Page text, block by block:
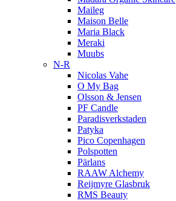
Maileg
Maison Belle
Maria Black
Meraki
Muubs
N-R
Nicolas Vahe
O My Bag
Olsson & Jensen
PF Candle
Paradisverkstaden
Patyka
Pico Copenhagen
Polspotten
Pärlans
RAAW Alchemy
Reijmyre Glasbruk
RMS Beauty